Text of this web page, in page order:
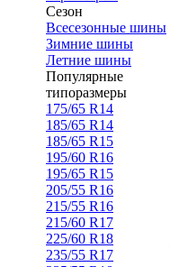
Сезон
Всесезонные шины
Зимние шины
Летние шины
Популярные
типоразмеры
175/65 R14
185/65 R14
185/65 R15
195/60 R16
195/65 R15
205/55 R16
215/55 R16
215/60 R17
225/60 R18
235/55 R17